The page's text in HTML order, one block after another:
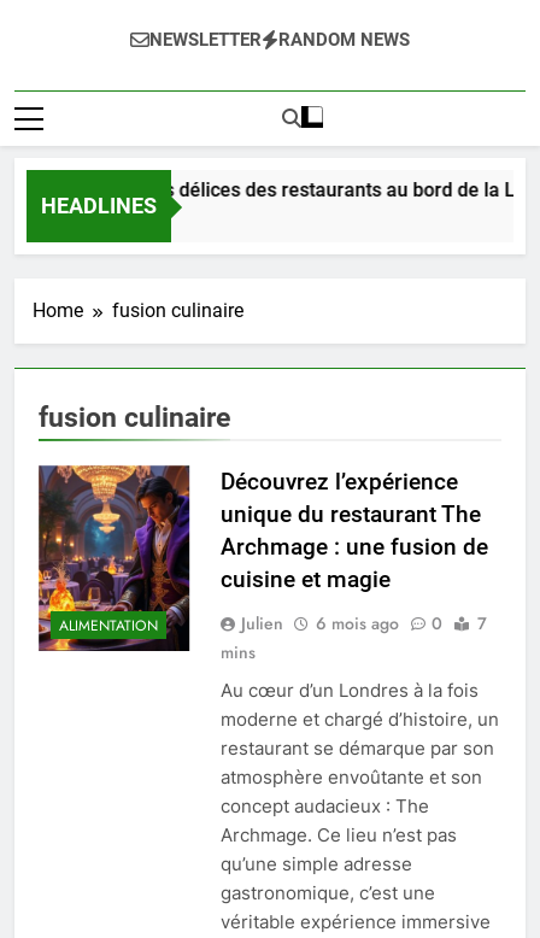
NEWSLETTER RANDOM NEWS
HEADLINES
Dégustez les délices des restaurants au bord de la
3 Jours Ago
Home fusion culinaire
fusion culinaire
ALIMENTATION
Découvrez l’expérience
unique du restaurant The
Archmage : une fusion de
cuisine et magie
Julien 6 mois ago 0
7
mins
Au cœur d’un Londres à la fois
moderne et chargé d’histoire, un
restaurant se démarque par son
atmosphère envoûtante et son
concept audacieux : The
Archmage. Ce lieu n’est pas
qu’une simple adresse
gastronomique, c’est une
véritable expérience immersive